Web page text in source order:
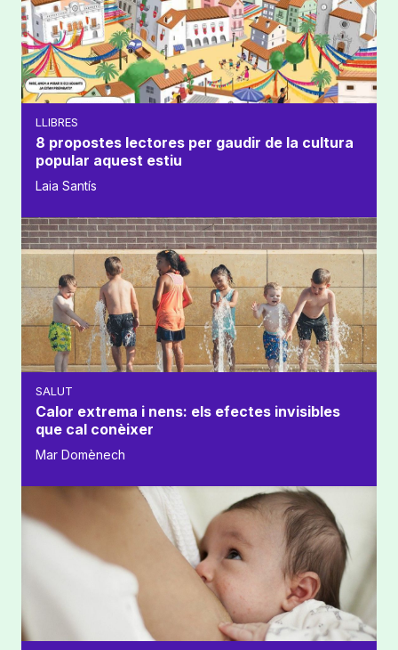
LLIBRES
8 propostes lectores per gaudir de la cultura
popular aquest estiu
Laia Santís
SALUT
Calor extrema i nens: els efectes invisibles
que cal conèixer
Mar Domènech